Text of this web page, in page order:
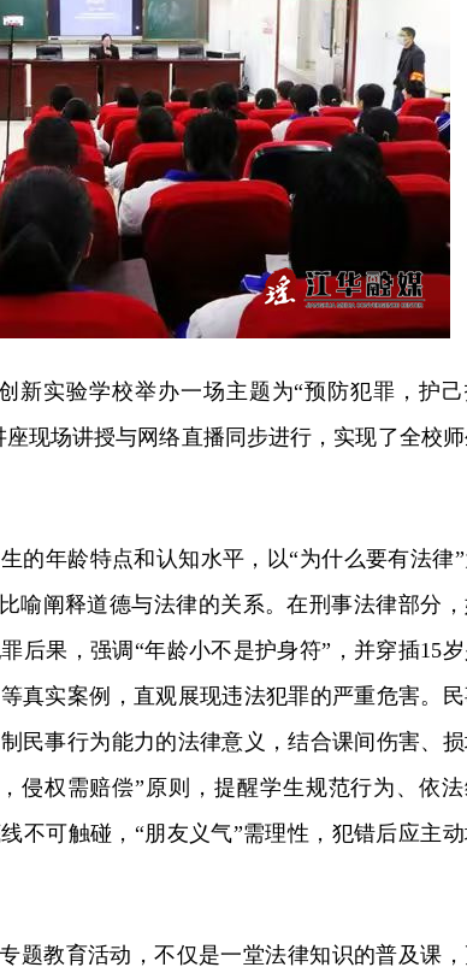
新实验学校举办一场主题为“预防犯罪，护
现场讲授与网络直播同步进行，实现了全校
的年龄特点和认知水平，以“为什么要有法律
喻阐释道德与法律的关系。在刑事法律部分
后果，强调“年龄小不是护身符”，并穿插15
真实案例，直观展现违法犯罪的严重危害。
民事行为能力的法律意义，结合课间伤害、
侵权需赔偿”原则，提醒学生规范行为、依
不可触碰，“朋友义气”需理性，犯错后应主
题教育活动，不仅是一堂法律知识的普及课